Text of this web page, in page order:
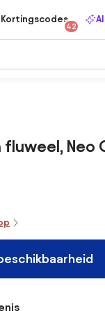
Kortingscodes
42
fluweel, Neo